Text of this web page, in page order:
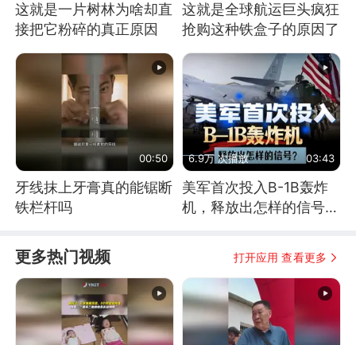
这就是一片树林为啥却直
接把它粉碎的真正原因
这就是全球航运巨头疯狂
抢购这种铁盒子的原因了
00:50
牙线抹上牙膏真的能锯断
铁栏杆吗
6.9万 次播放 03:43
美军首次投入B-1B轰炸
机，释放出怎样的信号？
更多热门视频 打开应用 查看更多